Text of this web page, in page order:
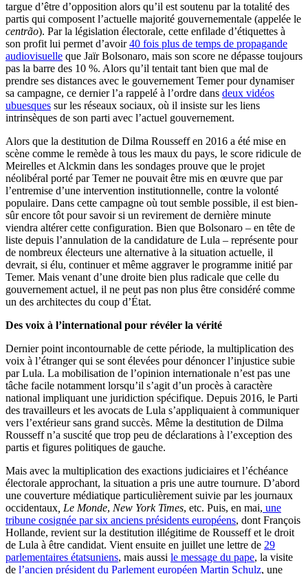
targue d’être d’opposition alors qu’il est soutenu par la totalité des
partis qui composent l’actuelle majorité gouvernementale (appelée le
centrão). Par la législation électorale, cette enfilade d’étiquettes à
son profit lui permet d’avoir40 fois plus de temps de propagande
audiovisuelle que Jaïr Bolsonaro, mais son score ne dépasse toujours
pas la barre des 10 %. Alors qu’il tentait tant bien que mal de
prendre ses distances avec le gouvernement Temer pour dynamiser
sa campagne, ce dernier l’a rappelé à l’ordre dans deux vidéos
ubuesques sur les réseaux sociaux, où il insiste sur les liens
intrinsèques de son parti avec l’actuel gouvernement.
Alors que la destitution de Dilma Rousseff en 2016 a été mise en
scène comme le remède à tous les maux du pays, le score ridicule de
Meirelles et Alckmin dans les sondages prouve que le projet
néolibéral porté par Temer ne pouvait être mis en œuvre que par
l’entremise d’une intervention institutionnelle, contre la volonté
populaire. Dans cette campagne où tout semble possible, il est bien-
sûr encore tôt pour savoir si un revirement de dernière minute
viendra altérer cette configuration. Bien que Bolsonaro – en tête de
liste depuis l’annulation de la candidature de Lula – représente pour
de nombreux électeurs une alternative à la situation actuelle, il
devrait, si élu, continuer et même aggraver le programme initié par
Temer. Mais venant d’une droite bien plus radicale que celle du
gouvernement actuel, il ne peut pas non plus être considéré comme
un des architectes du coup d’État.
Des voix à l’international pour révéler la vérité
Dernier point incontournable de cette période, la multiplication des
voix à l’étranger qui se sont élevées pour dénoncer l’injustice subie
par Lula. La mobilisation de l’opinion internationale n’est pas une
tâche facile notamment lorsqu’il s’agit d’un procès à caractère
national impliquant une juridiction spécifique. Depuis 2016, le Parti
des travailleurs et les avocats de Lula s’appliquaient à communiquer
vers l’extérieur sans grand succès. Même la destitution de Dilma
Rousseff n’a suscité que trop peu de déclarations à l’exception des
partis et figures politiques de gauche.
Mais avec la multiplication des exactions judiciaires et l’échéance
électorale approchant, la situation a pris une autre tournure. D’abord
une couverture médiatique particulièrement suivie par les journaux
occidentaux , Le Monde, New York Times, etc. Puis, en mai, une
tribune cosignée parsix anciens présidents européens, dont François
Hollande, revient sur la destitution illégitime de Rousseff et le droit
de Lula à être candidat. Vient ensuite en juillet une lettre de 29
parlementaires étatsuniens, mais aussi le message du pape, la visite
de l’ancien président du Parlement européen Martin Schulz, une